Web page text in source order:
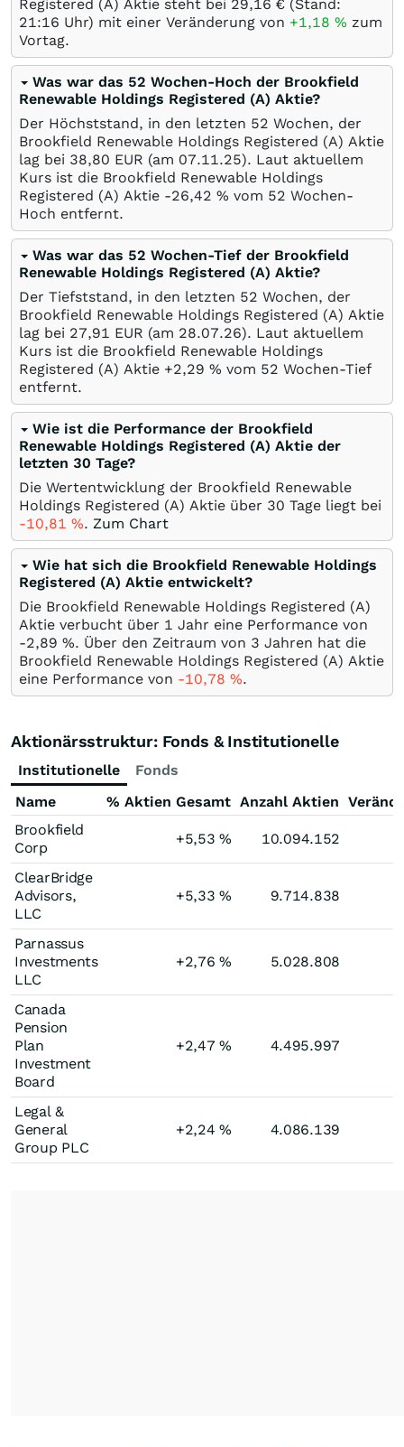
Registered (A) Aktie steht bei 29,16 € (Stand:
21:16 Uhr) mit einer Veränderung von +1,18 % zum
Vortag.
Was war das 52 Wochen-Hoch der Brookfield
Renewable Holdings Registered (A) Aktie?
Der Höchststand, in den letzten 52 Wochen, der
Brookfield Renewable Holdings Registered (A) Aktie
lag bei 38,80 EUR (am 07.11.25). Laut aktuellem
Kurs ist die Brookfield Renewable Holdings
Registered (A) Aktie -26,42 % vom 52 Wochen-
Hoch entfernt.
Was war das 52 Wochen-Tief der Brookfield
Renewable Holdings Registered (A) Aktie?
Der Tiefststand, in den letzten 52 Wochen, der
Brookfield Renewable Holdings Registered (A) Aktie
lag bei 27,91 EUR (am 28.07.26). Laut aktuellem
Kurs ist die Brookfield Renewable Holdings
Registered (A) Aktie +2,29 % vom 52 Wochen-Tief
entfernt.
Wie ist die Performance der Brookfield
Renewable Holdings Registered (A) Aktie der
letzten 30 Tage?
Die Wertentwicklung der Brookfield Renewable
Holdings Registered (A) Aktie über 30 Tage liegt bei
-10,81 %. Zum Chart
Wie hat sich die Brookfield Renewable Holdings
Registered (A) Aktie entwickelt?
Die Brookfield Renewable Holdings Registered (A)
Aktie verbucht über 1 Jahr eine Performance von
-2,89 %. Über den Zeitraum von 3 Jahren hat die
Brookfield Renewable Holdings Registered (A) Aktie
eine Performance von -10,78 %.
Aktionärsstruktur: Fonds & Institutionelle
Institutionelle
Fonds
Name
% Aktien Gesamt Anzahl Aktien
Brookfield
Corp
+5,53% 10.094.152
ClearBridge
Advisors,
LLC
+5,33% 9.714.838
Parnassus
Investments
LLC
+2,76% 5.028.808
Canada
Pension
Plan
Investment
Board
+2,47% 4.495.997
Legal &
General
Group PLC
+2,24% 4.086.139